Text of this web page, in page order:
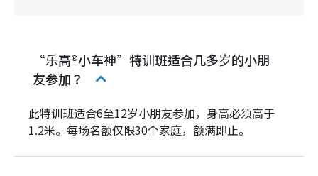
“乐高®小车神”特训班适合几多岁的小朋
友参加？
此特训班适合6至12岁小朋友参加，身高必须高于
1.2米。每场名额仅限30个家庭，额满即止。